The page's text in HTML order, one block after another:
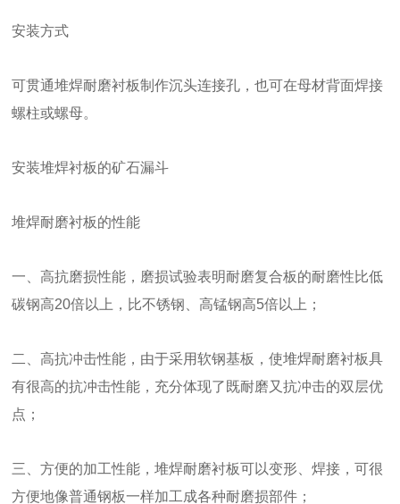
安装方式
可贯通堆焊耐磨衬板制作沉头连接孔，也可在母材背面焊接
螺柱或螺母。
安装堆焊衬板的矿石漏斗
堆焊耐磨衬板的性能
一、高抗磨损性能，磨损试验表明耐磨复合板的耐磨性比低
碳钢高20倍以上，比不锈钢、高锰钢高5倍以上；
二、高抗冲击性能，由于采用软钢基板，使堆焊耐磨衬板具
有很高的抗冲击性能，充分体现了既耐磨又抗冲击的双层优
点；
三、方便的加工性能，堆焊耐磨衬板可以变形、焊接，可很
方便地像普通钢板一样加工成各种耐磨损部件；